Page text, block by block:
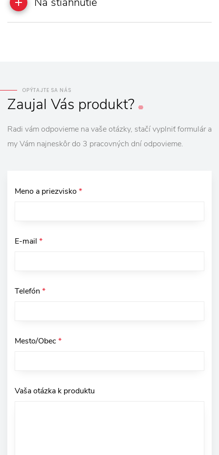
OPÝTAJTE SA NÁS
Zaujal Vás produkt?
Radi vám odpovieme na vaše otázky, stačí vyplniť formulár a
my Vám najneskôr do 3 pracovných dní odpovieme.
Meno a priezvisko *
E-mail *
Telefón *
Mesto/Obec*
Vaša otázka k produktu